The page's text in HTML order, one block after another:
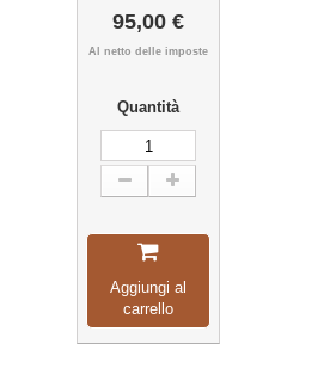
95,00 €
Al netto delle imposte
Quantità
Aggiungi al
carrello